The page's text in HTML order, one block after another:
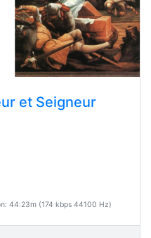
et Seigneur
44:23m (174 kbps 44100 Hz)